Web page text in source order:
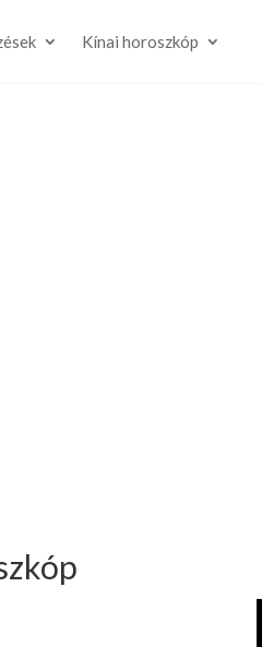
Kínai horoszkóp